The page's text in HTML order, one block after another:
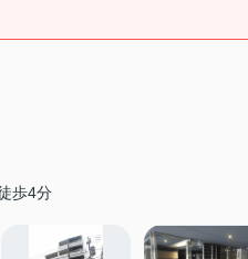
歩4分